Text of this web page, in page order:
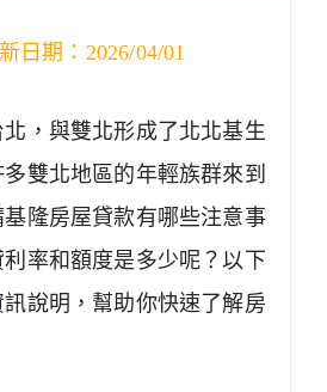
日期：2026/04/01
，與雙北形成了北北基生
雙北地區的年輕族群來到
隆房屋貸款有哪些注意事
率和額度是多少呢？以下
說明，幫助你快速了解房